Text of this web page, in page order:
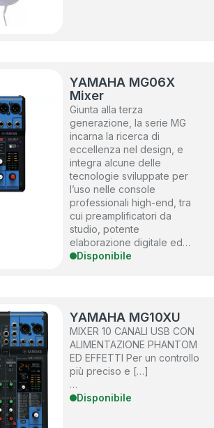
YAMAHA MG06X
Mixer
Giunta alla terza
generazione, la serie MG
incarna la ricerca di
eccellenza nel design, e
integra alcune delle
tecnologie sviluppate per
l’uso nelle console
professionali high-end, tra
cui preamplificatori da
studio, potente
elaborazione digitale ed…
Disponibile
YAMAHA MG10XU
MIXER 10 CANALI USB CON
ALIMENTAZIONE PHANTOM
ED EFFETTI Per un controllo
più preciso e […]
…
Disponibile